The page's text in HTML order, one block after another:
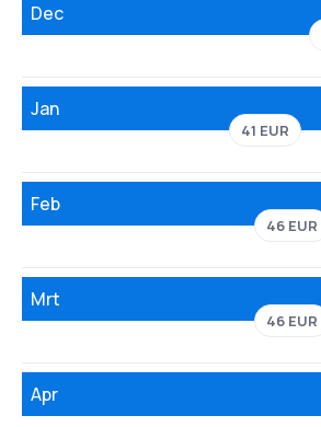
Dec
Jan
41 EUR
Feb
46 EUR
Mrt
46 EUR
Apr